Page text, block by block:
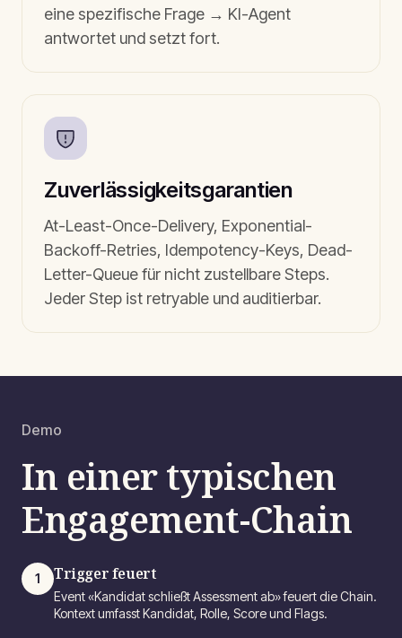
eine spezifische Frage → KI-Agent
antwortet und setzt fort.
Zuverlässigkeitsgarantien
At-Least-Once-Delivery, Exponential-
Backoff-Retries, Idempotency-Keys, Dead-
Letter-Queue für nicht zustellbare Steps.
Jeder Step ist retryable und auditierbar.
Demo
In einer typischen
Engagement-Chain
1 Trigger feuert
Event «Kandidat schließt Assessment ab» feuert die Chain.
Kontext umfasst Kandidat, Rolle, Score und Flags.